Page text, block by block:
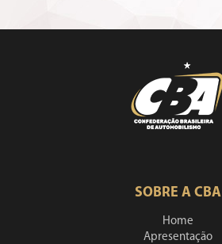
SOBRE A CBA
Home
Apresentação